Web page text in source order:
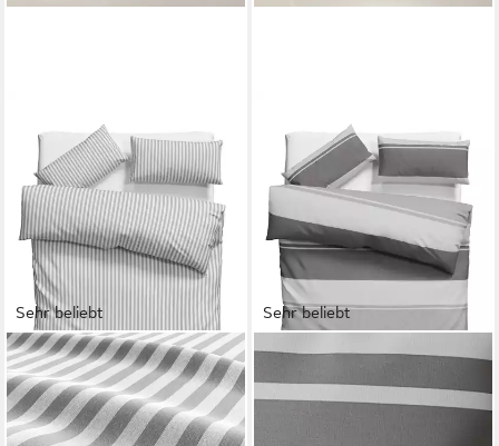
Sehr beliebt
LEGER HOME BY LENA GERCKE
Bettwäsche Linnea, Renforcé,
2 teilig, aus 100% Baumwolle,
Streifendesign
Sehr beliebt
OTTO HOME
Bettwäsche Yonne, Renforcé,
2 teilig, in frischen Farben,
gestreifte Bettwäsche, ab Gr.